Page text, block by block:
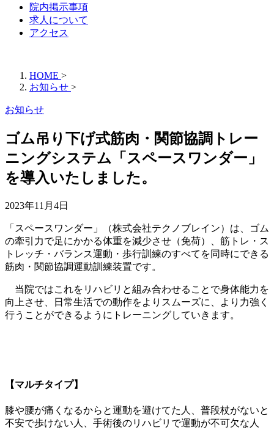
院内掲示事項
求人について
アクセス
HOME >
お知らせ >
お知らせ
ゴム吊り下げ式筋肉・関節協調トレー
ニングシステム「スペースワンダー」
を導入いたしました。
2023年11月4日
「スペースワンダー」（株式会社テクノブレイン）は、ゴム
の牽引力で足にかかる体重を減少させ（免荷）、筋トレ・ス
トレッチ・バランス運動・歩行訓練のすべてを同時にできる
筋肉・関節協調運動訓練装置です。
当院ではこれをリハビリと組み合わせることで身体能力を
向上させ、日常生活での動作をよりスムーズに、より力強く
行うことができるようにトレーニングしていきます。
【マルチタイプ】
膝や腰が痛くなるからと運動を避けてた人、普段杖がないと
不安で歩けない人、手術後のリハビリで運動が不可欠な人